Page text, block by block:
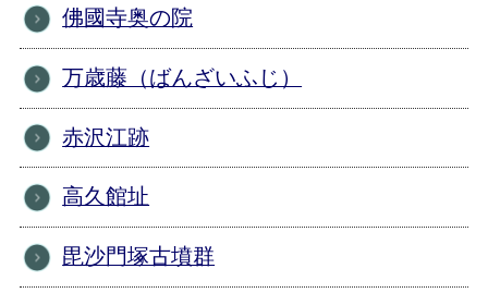
佛國寺奥の院
万歳藤（ばんざいふじ）
赤沢江跡
高久館址
毘沙門塚古墳群